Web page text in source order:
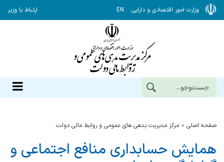
وزارت امور اقتصادی و دارایی EN ارتباط با وزیر
صفحه اصلی مرکز مدیریت بدهی های عمومی و روابط مالی دولت
همایش حسابداری منافع اجتماعی و